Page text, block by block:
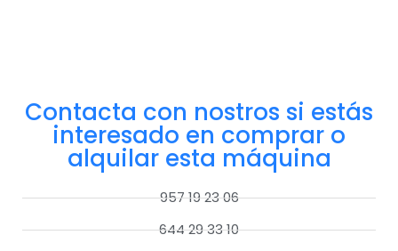
Contacta con nostros si estás
interesado en comprar o
alquilar esta máquina
957 19 23 06
644 29 33 10